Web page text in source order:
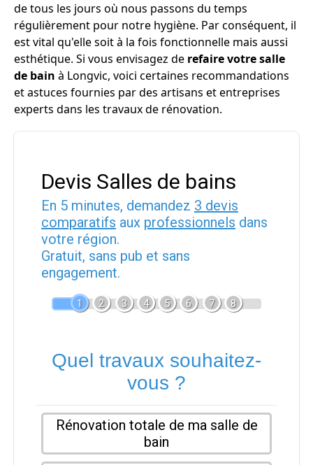
de tous les jours où nous passons du temps
régulièrement pour notre hygiène. Par conséquent, il
est vital qu'elle soit à la fois fonctionnelle mais aussi
esthétique. Si vous envisagez de refaire votre salle
de bain à Longvic, voici certaines recommandations
et astuces fournies par des artisans et entreprises
experts dans les travaux de rénovation.
Devis Salles de bains
En 5 minutes, demandez 3 devis
comparatifs aux professionnels dans
votre région.
Gratuit, sans pub et sans
engagement.
1 2 3 4 5 6 7 8
Quel travaux souhaitez-
vous ?
Rénovation totale de ma salle de
bain